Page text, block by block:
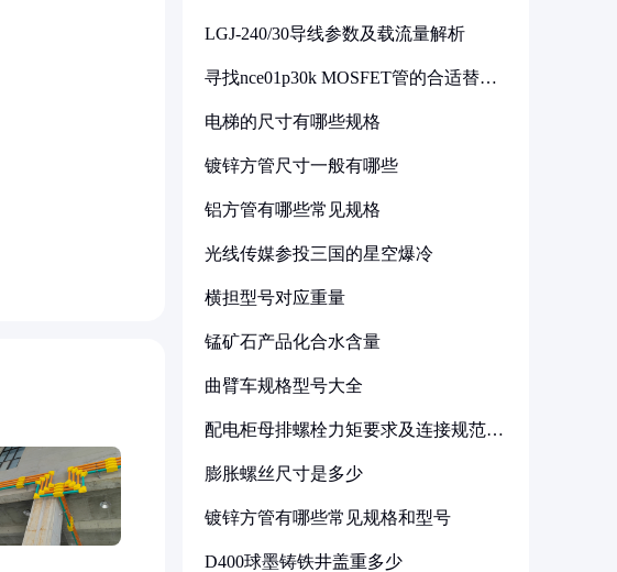
LGJ-240/30导线参数及载流量解析
寻找nce01p30k MOSFET管的合适替代
电梯的尺寸有哪些规格
镀锌方管尺寸一般有哪些
铝方管有哪些常见规格
光线传媒参投三国的星空爆冷
横担型号对应重量
锰矿石产品化合水含量
曲臂车规格型号大全
配电柜母排螺栓力矩要求及连接规范详
膨胀螺丝尺寸是多少
镀锌方管有哪些常见规格和型号
D400球墨铸铁井盖重多少